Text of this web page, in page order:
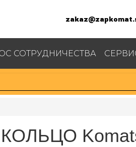
СОТРУДНИЧЕСТВА